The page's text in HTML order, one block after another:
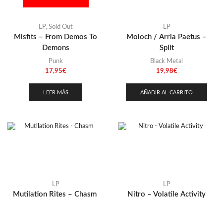
LP, Sold Out
Misfits – From Demos To
Demons
Punk
17,95€
LEER MÁS
LP
Moloch / Arria Paetus –
Split
Black Metal
19,98€
AÑADIR AL CARRITO
LP
Mutilation Rites – Chasm
LP
Nitro – Volatile Activity